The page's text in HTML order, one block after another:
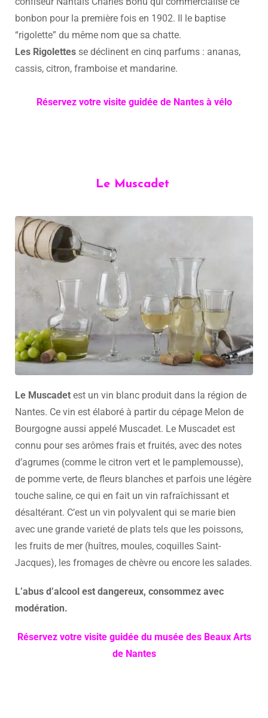
bonbon pour la première fois en 1902. Il le baptise
“rigolette” du même nom que sa chatte.
Les Rigolettes se déclinent en cinq parfums : ananas,
cassis, citron, framboise et mandarine.
Réservez votre visite guidée de Nantes à vélo
Le Muscadet
Le Muscadet est un vin blanc produit dans la région de
Nantes. Ce vin est élaboré à partir du cépage Melon de
Bourgogne aussi appelé Muscadet. Le Muscadet est
connu pour ses arômes frais et fruités, avec des notes
d’agrumes (comme le citron vert et le pamplemousse),
de pomme verte, de fleurs blanches et parfois une légère
touche saline, ce qui en fait un vin rafraîchissant et
désaltérant. C’est un vin polyvalent qui se marie bien
avec une grande varieté de plats tels que les poissons,
les fruits de mer (huîtres, moules, coquilles Saint-
Jacques), les fromages de chèvre ou encore les salades.
L’abus d’alcool est dangereux, consommez avec
modération.
Réservez votre visite guidée du musée des Beaux Arts
de Nantes